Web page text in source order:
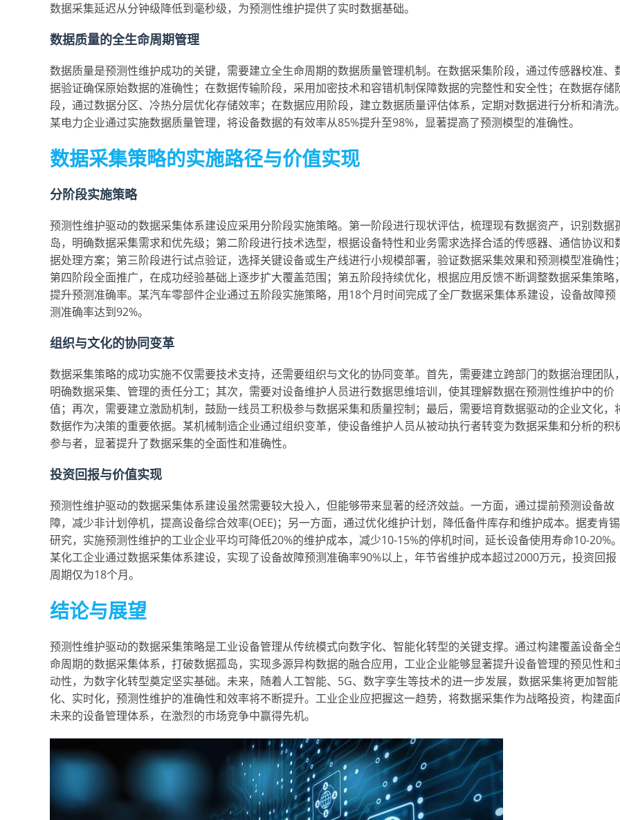
数据采集延迟从分钟级降低到毫秒级，为预测性维护提供了实时数据基础。
数据质量的全生命周期管理
数据质量是预测性维护成功的关键，需要建立全生命周期的数据质量管理机制。在数据采集阶段，通过传感器校准、
据验证确保原始数据的准确性；在数据传输阶段，采用加密技术和容错机制保障数据的完整性和安全性；在数据存储
段，通过数据分区、冷热分层优化存储效率；在数据应用阶段，建立数据质量评估体系，定期对数据进行分析和清洗。
某电力企业通过实施数据质量管理，将设备数据的有效率从85%提升至98%，显著提高了预测模型的准确性。
数据采集策略的实施路径与价值实现
分阶段实施策略
预测性维护驱动的数据采集体系建设应采用分阶段实施策略。第一阶段进行现状评估，梳理现有数据资产，识别数据
岛，明确数据采集需求和优先级；第二阶段进行技术选型，根据设备特性和业务需求选择合适的传感器、通信协议和
据处理方案；第三阶段进行试点验证，选择关键设备或生产线进行小规模部署，验证数据采集效果和预测模型准确性；
第四阶段全面推广，在成功经验基础上逐步扩大覆盖范围；第五阶段持续优化，根据应用反馈不断调整数据采集策略，
提升预测准确率。某汽车零部件企业通过五阶段实施策略，用18个月时间完成了全厂数据采集体系建设，设备故障预
测准确率达到92%。
组织与文化的协同变革
数据采集策略的成功实施不仅需要技术支持，还需要组织与文化的协同变革。首先，需要建立跨部门的数据治理团队，
明确数据采集、管理的责任分工；其次，需要对设备维护人员进行数据思维培训，使其理解数据在预测性维护中的价
值；再次，需要建立激励机制，鼓励一线员工积极参与数据采集和质量控制；最后，需要培育数据驱动的企业文化，
数据作为决策的重要依据。某机械制造企业通过组织变革，使设备维护人员从被动执行者转变为数据采集和分析的积
参与者，显著提升了数据采集的全面性和准确性。
投资回报与价值实现
预测性维护驱动的数据采集体系建设虽然需要较大投入，但能够带来显著的经济效益。一方面，通过提前预测设备故
障，减少非计划停机，提高设备综合效率(OEE)；另一方面，通过优化维护计划，降低备件库存和维护成本。据麦肯锡
研究，实施预测性维护的工业企业平均可降低20%的维护成本，减少10-15%的停机时间，延长设备使用寿命10-20%。
某化工企业通过数据采集体系建设，实现了设备故障预测准确率90%以上，年节省维护成本超过2000万元，投资回报
周期仅为18个月。
结论与展望
预测性维护驱动的数据采集策略是工业设备管理从传统模式向数字化、智能化转型的关键支撑。通过构建覆盖设备全
命周期的数据采集体系，打破数据孤岛，实现多源异构数据的融合应用，工业企业能够显著提升设备管理的预见性和
动性，为数字化转型奠定坚实基础。未来，随着人工智能、5G、数字孪生等技术的进一步发展，数据采集将更加智能
化、实时化，预测性维护的准确性和效率将不断提升。工业企业应把握这一趋势，将数据采集作为战略投资，构建面
未来的设备管理体系，在激烈的市场竞争中赢得先机。